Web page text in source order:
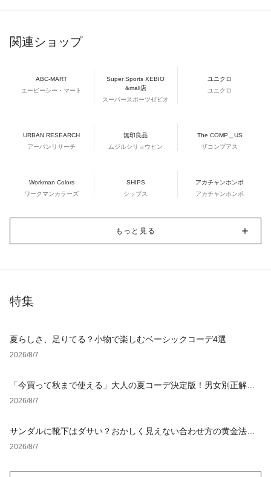
関連ショップ
ABC-MART
エービーシー・マート
Super Sports XEBIO
&mall店
スーパースポーツゼビオ
ユニクロ
ユニクロ
URBAN RESEARCH
アーバンリサーチ
無印良品
ムジルシリョウヒン
The COMP＿US
ザコンプアス
Workman Colors
ワークマンカラーズ
SHIPS
シップス
アカチャンホンポ
アカチャンホンポ
もっと見る
特集
夏らしさ、足りてる？小物で楽しむベーシックコーデ4選
2026/8/7
「今買って秋まで使える」大人の夏コーデ決定版！男女別正解ス
タイルとNGな着こなし
2026/8/7
サンダルに靴下はダサい？おかしく見えない合わせ方の黄金法則
と男女別おすすめコーデ
2026/8/7